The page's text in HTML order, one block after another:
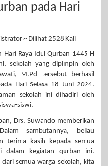
pada Hari
~ Dilihat 2528 Kali
Hari Raya Idul Qurban 1445 H
sekolah yang dipimpin oleh
M.Pd tersebut berhasil
Hari Selasa 18 Juni 2024.
sekolah ini dihadiri oleh
siswi.
Drs. Suwando memberikan
sambutannya, beliau
terima kasih kepada semua
dalam kegiatan qurban ini.
semua warga sekolah, kita